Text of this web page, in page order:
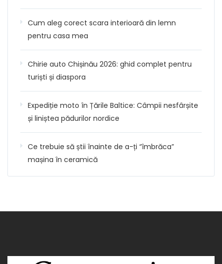
Cum aleg corect scara interioară din lemn
pentru casa mea
Chirie auto Chișinău 2026: ghid complet pentru
turiști și diaspora
Expediție moto în Țările Baltice: Câmpii nesfârșite
și liniștea pădurilor nordice
Ce trebuie să știi înainte de a-ți “îmbrăca”
mașina în ceramică